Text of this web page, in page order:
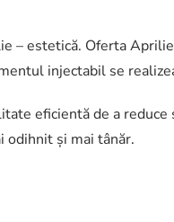
– estetică. Oferta
injectabil se
eficientă de a
odihnit și mai tânăr.